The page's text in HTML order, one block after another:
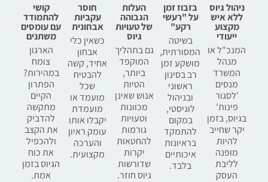
ניהול גיוס
ללא איש
מקצוע
ייעודי
המנכ"ל או
מנהל
המשרד
מנסים
'לסגור
פינות'
בגיוס, בזמן
יקר שחייב
להיות
מופנה
לליבת
העסק
בזבוז זמן
על "רעשי
רקע"
בשיטה
המסורתית,
מושקע זמן
רב בסינון
ראשוני
ובניהול
לוגיסטי,
במקום
להתמקד
בראיונות
איכותיים
בלבד.
העלות
הגבוהה
של טעויות
גיוס
גם בתהליך
המוקפד
ביותר,
הטיות
אנוש שאינן
מכוונות
וטעויות
גורמות
להחטאות
יקרות
שדורשות
גיוס חוזר.
חוסר
עקביות
אבחונית
כשאין כלי
אבחון
אחיד, קשה
להבטיח
שכל
מועמד או
מועמדת
יקבלו אותו
עומק ראיון
והערכה
מקצועית.
קושי
להתמודד
עם עומסים
משתנים
הארגון
צומח
במהירות?
הפתרון
הקיים
מתקשה
להדביק
את הקצב
ולהכפיל
את כוח
הגיוס בזמן
אמת.